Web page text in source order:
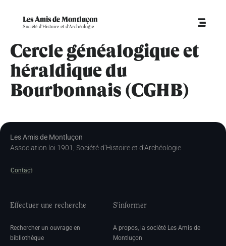
Les Amis de Montluçon
Société d'Histoire et d'Archéologie
Cercle généalogique et
héraldique du
Bourbonnais (CGHB)
Les Amis de Montluçon
Association loi 1901, Société d’Histoire et d’Archéologie
Contact
Effectuer une recherche
Rechercher un ouvrage en
bibliothèque
S'informer
A propos, la société Les Amis de
Montluçon